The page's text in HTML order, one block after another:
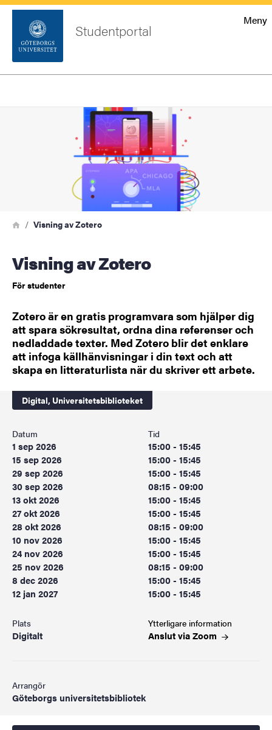
Sök
Meny
Studentportal
in
Länkstig
HemVisning av Zotero
Visning av Zotero
För studenter
Zotero är en gratis programvara som hjälper dig
att spara sökresultat, ordna dina referenser och
nedladdade texter. Med Zotero blir det enklare
att infoga källhänvisningar i din text och att
skapa en litteraturlista när du skriver ett arbete.
Digital, Universitetsbiblioteket
Datum
1 sep 2026
15 sep 2026
29 sep 2026
30 sep 2026
13 okt 2026
27 okt 2026
28 okt 2026
10 nov 2026
24 nov 2026
25 nov 2026
8 dec 2026
12 jan 2027
Tid
15:00 - 15:45
15:00 - 15:45
15:00 - 15:45
08:15 - 09:00
15:00 - 15:45
15:00 - 15:45
08:15 - 09:00
15:00 - 15:45
15:00 - 15:45
08:15 - 09:00
15:00 - 15:45
15:00 - 15:45
Plats
Digitalt
Ytterligare information
Anslut viaZoom
Arrangör
Göteborgs universitetsbibliotek